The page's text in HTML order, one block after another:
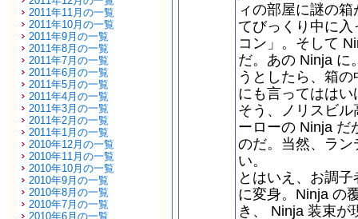
2011年11月の一覧
2011年10月の一覧
2011年9月の一覧
2011年8月の一覧
2011年7月の一覧
2011年6月の一覧
2011年5月の一覧
2011年4月の一覧
2011年3月の一覧
2011年2月の一覧
2011年1月の一覧
2010年12月の一覧
2010年11月の一覧
2010年10月の一覧
2010年9月の一覧
2010年8月の一覧
2010年7月の一覧
2010年6月の一覧
ィの部屋に謎の
てびっくり中に
コン」。そして
だ。あの Ninja に
うとしたら、箱
にも言ってははい
そう、ノリスビ
ーローの Ninja だ
のだ。当然、ラ
い。
とはいえ、お調
に変身。Ninja の
き、 Ninja 装束が